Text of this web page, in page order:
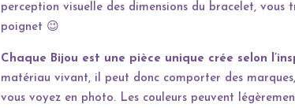
perception visuelle des dimensions du bracelet,
poignet 😉
Chaque Bijou est une pièce unique crée selon
matériau vivant, il peut donc comporter des
vous voyez en photo. Les couleurs peuvent